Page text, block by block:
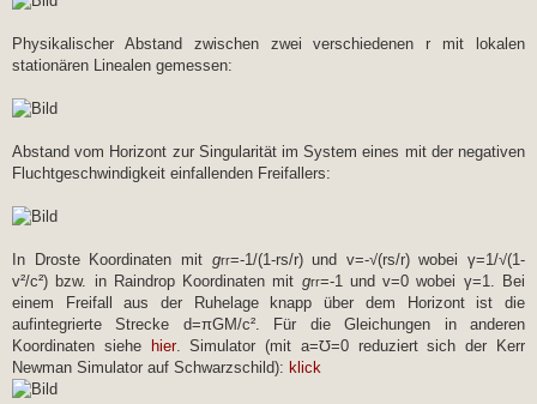
Physikalischer Abstand zwischen zwei verschiedenen r mit lokalen
stationären Linealen gemessen:
Abstand vom Horizont zur Singularität im System eines mit der negativen
Fluchtgeschwindigkeit einfallenden Freifallers:
In Droste Koordinaten mit grr=-1/(1-rs/r) und v=-√(rs/r) wobei γ=1/√(1-
v²/c²) bzw. in Raindrop Koordinaten mit grr=-1 und v=0 wobei γ=1. Bei
einem Freifall aus der Ruhelage knapp über dem Horizont ist die
aufintegrierte Strecke d=πGM/c². Für die Gleichungen in anderen
Koordinaten siehe hier. Simulator (mit a=℧=0 reduziert sich der Kerr
Newman Simulator auf Schwarzschild): klick